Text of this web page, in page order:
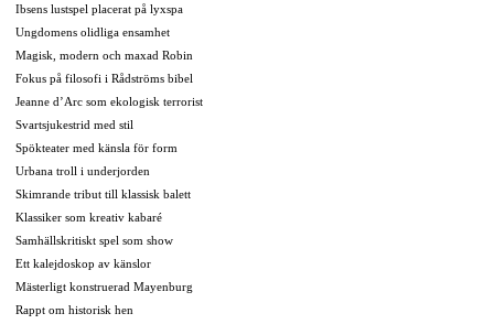
Ibsens lustspel placerat på lyxspa
Ungdomens olidliga ensamhet
Magisk, modern och maxad Robin
Fokus på filosofi i Rådströms bibel
Jeanne d’Arc som ekologisk terrorist
Svartsjukestrid med stil
Spökteater med känsla för form
Urbana troll i underjorden
Skimrande tribut till klassisk balett
Klassiker som kreativ kabaré
Samhällskritiskt spel som show
Ett kalejdoskop av känslor
Mästerligt konstruerad Mayenburg
Rappt om historisk hen